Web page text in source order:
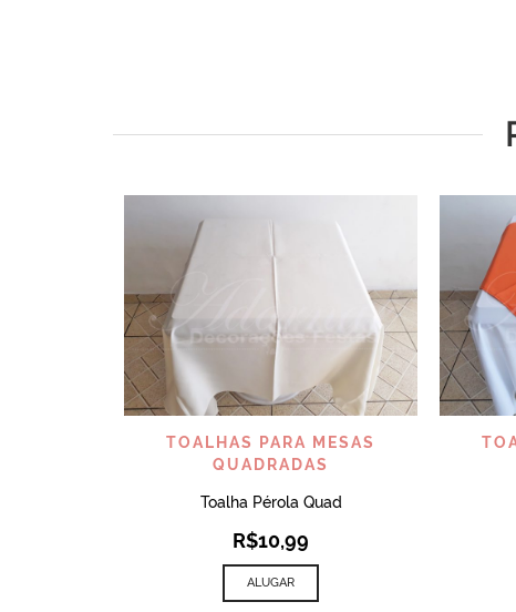
VISUALIZAR
TOALHAS PARA MESAS
QUADRADAS
Toalha Pérola Quad
R$10,99
ALUGAR